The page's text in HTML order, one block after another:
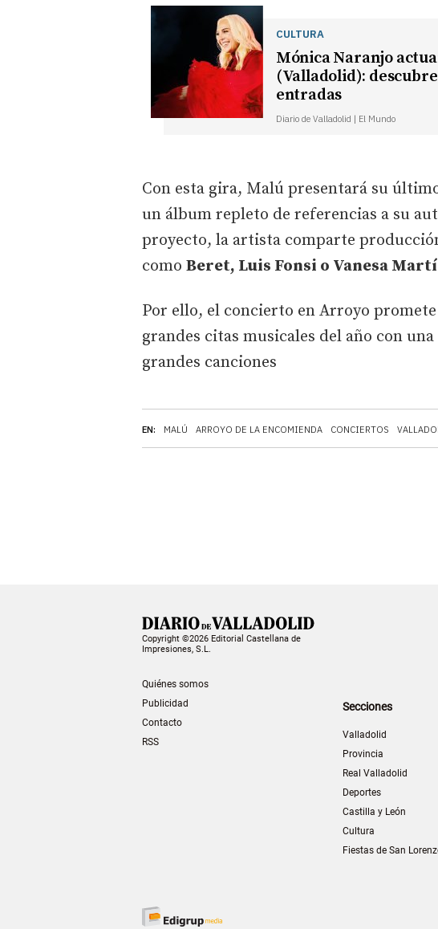
EN: MALÚ ARROYO DE LA ENCOMIENDA CONCIERTOS
CULTURA
Mónica Naranjo
(Valladolid):
entradas
Diario de Valladolid | El Mundo
Con esta gira, Malú presentará su
un álbum repleto de referencias a su
proyecto, la artista comparte
como Beret, Luis Fonsi o Vanesa
Por ello, el concierto en Arroyo
grandes citas musicales del año con
grandes canciones
Copyright ©2026 Editorial Castellana de
Impresiones, S.L.
Quiénes somos
Publicidad
Contacto
RSS
Secciones
Valladolid
Provincia
Real Valladolid
Deportes
Castilla y León
Cultura
Fiestas de San